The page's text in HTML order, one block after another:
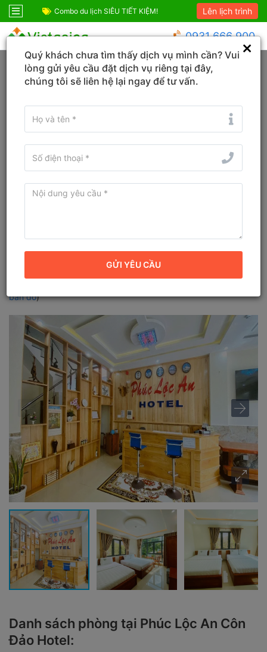
Combo Phú Quốc Giá Cực Sốc Combo du lịch
Lên lịch trình
0931 666 900
Trang chủ Hồ Chí Minh Vũng Tàu
Tìm khách sạn ở gần đây
Khách sạn Phúc Lộc An Côn
Khách sạn
27 Lê Duẩn, Côn Đảo, Huyện Côn Đảo, Bà Rịa -
bản đồ)
Danh sách phòng tại Phúc Lộc An Côn
Đảo Hotel:
Quý khách chưa tìm thấy dịch vụ mình cần? Vui
lòng gửi yêu cầu đặt dịch vụ riêng tại đây,
chúng tôi sẽ liên hệ lại ngay để tư vấn.